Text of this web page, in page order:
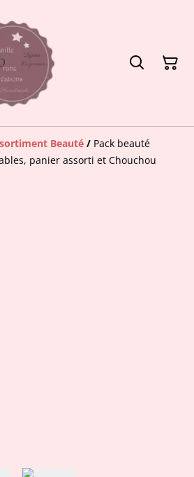
Beauté / Pack beauté
panier assorti et Chouchou